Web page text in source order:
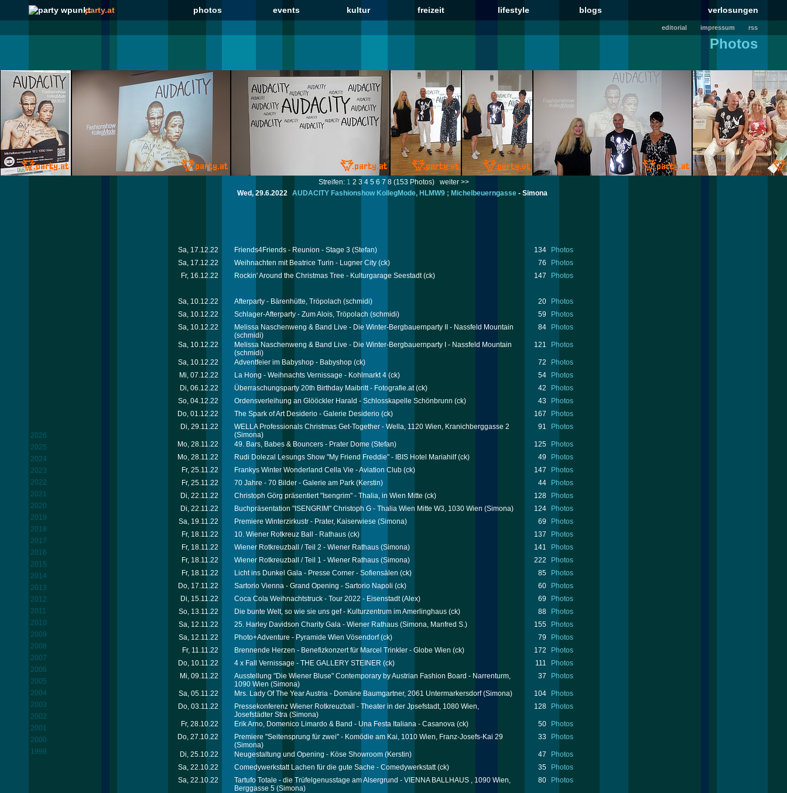
party.at photos events kultur freizeit lifestyle blogs verlosungen
editorial impressum rss
Photos
Streifen: 1 2 3 4 5 6 7 8(153 Photos) weiter >>
Wed, 29.6.2022
AUDACITY Fashionshow KollegMode, HLMW9 ; Michelbeuerngasse - Simona
2026
2025
2024
2023
2022
2021
2020
2019
2018
2017
2016
2015
2014
2013
2012
2011
2010
2009
2008
2007
2006
2005
2004
2003
2002
2001
2000
1998
Sa, 17.12.22 Friends4Friends - Reunion - Stage 3 (Stefan) 134
Photos
Sa, 17.12.22
Weihnachten mit Beatrice Turin - Lugner City (ck) 76
Photos
Fr, 16.12.22
Rockin' Around the Christmas Tree - Kulturgarage Seestadt(ck) 147 Photos
Sa, 10.12.22 Afterparty - Bärenhütte, Tröpolach (schmidi) 20
Photos
Sa, 10.12.22
Schlager-Afterparty - Zum Alois, Tröpolach (schmidi) 59
Photos
Sa, 10.12.22
Melissa Naschenweng & Band Live - Die Winter-Bergbauernparty II - Nassfeld Mountain
(schmidi)
84 Photos
Sa, 10.12.22
Melissa Naschenweng & Band Live - Die Winter-Bergbauernparty I - Nassfeld Mountain
(schmidi)
121 Photos
Sa, 10.12.22 Adventfeier im Babyshop - Babyshop (ck) 72
Photos
Mi, 07.12.22
La Hong - Weihnachts Vernissage - Kohlmarkt 4 (ck) 54
Photos
Di, 06.12.22
Überraschungsparty 20th Birthday Maibritt - Fotografie.at(ck) 42
Photos
So, 04.12.22
Ordensverleihung an Glööckler Harald - Schlosskapelle Schönbrunn (ck) 43
Photos
Do, 01.12.22
The Spark of Art Desiderio - Galerie Desiderio (ck) 167
Photos
Di, 29.11.22
WELLA Professionals Christmas Get-Together - Wella, 1120 Wien, Kranichberggasse 2
(Simona)
91 Photos
Mo, 28.11.22 49. Bars, Babes & Bouncers - Prater Dome (Stefan) 125
Photos
Mo, 28.11.22
Rudi Dolezal Lesungs Show "My Friend Freddie" - IBIS Hotel Mariahilf(ck) 49
Photos
Fr, 25.11.22
Frankys Winter Wonderland Cella Vie - Aviation Club (ck) 147
Photos
Fr, 25.11.22
70 Jahre - 70 Bilder - Galerie am Park (Kerstin) 44
Photos
Di, 22.11.22
Christoph Görg präsentiert "Isengrim" - Thalia, in Wien Mitte (ck) 128
Photos
Di, 22.11.22
Buchpräsentation "ISENGRIM" Christoph G - Thalia Wien Mitte W3, 1030 Wien (Simona) 124
Photos
Sa, 19.11.22
Premiere Winterzirkustr - Prater, Kaiserwiese (Simona) 69
Photos
Fr, 18.11.22
10. Wiener Rotkreuz Ball - Rathaus (ck) 137
Photos
Fr, 18.11.22
Wiener Rotkreuzball / Teil 2 - Wiener Rathaus (Simona) 141
Photos
Fr, 18.11.22
Wiener Rotkreuzball / Teil 1 - Wiener Rathaus (Simona) 222
Photos
Fr, 18.11.22
Licht ins Dunkel Gala - Presse Corner - Sofiensälen (ck) 85
Photos
Do, 17.11.22
Sartorio Vienna - Grand Opening - Sartorio Napoli (ck) 60
Photos
Di, 15.11.22
Coca Cola Weihnachtstruck - Tour 2022 - Eisenstadt(Alex) 69
Photos
So, 13.11.22
Die bunte Welt, so wie sie uns gef - Kulturzentrum im Amerlinghaus (ck) 88
Photos
Sa, 12.11.22
25. Harley Davidson Charity Gala - Wiener Rathaus (Simona, Manfred S.) 155
Photos
Sa, 12.11.22
Photo+Adventure - Pyramide Wien Vösendorf(ck) 79
Photos
Fr, 11.11.22
Brennende Herzen - Benefizkonzert für Marcel Trinkler - Globe Wien (ck) 172
Photos
Do, 10.11.22
4 x Fall Vernissage - THE GALLERY STEINER (ck) 111
Photos
Mi, 09.11.22
Ausstellung "Die Wiener Bluse" Contemporary by Austrian Fashion Board - Narrenturm,
1090 Wien (Simona)
37 Photos
Sa, 05.11.22 Mrs. Lady Of The Year Austria - Domäne Baumgartner, 2061 Untermarkersdorf(Simona) 104
Photos
Do, 03.11.22
Pressekonferenz Wiener Rotkreuzball - Theater in der Jpsefstadt, 1080 Wien,
Josefstädter Stra (Simona)
128 Photos
Fr, 28.10.22 Erik Arno, Domenico Limardo & Band - Una Festa Italiana - Casanova (ck) 50
Photos
Do, 27.10.22
Premiere "Seitensprung für zwei" - Komödie am Kai, 1010 Wien, Franz-Josefs-Kai 29
(Simona)
33 Photos
Di, 25.10.22 Neugestaltung und Opening - Köse Showroom (Kerstin) 47
Photos
Sa, 22.10.22
Comedywerkstatt Lachen für die gute Sache - Comedywerkstatt(ck) 35
Photos
Sa, 22.10.22
Tartufo Totale - die Trüfelgenusstage am Alsergrund - VIENNA BALLHAUS , 1090 Wien,
Berggasse 5 (Simona)
80 Photos